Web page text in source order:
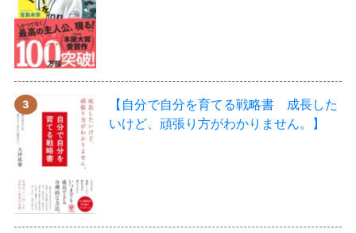
【自分で自分を育てる戦略書 成長した
いけど、頑張り方がわかりません。】